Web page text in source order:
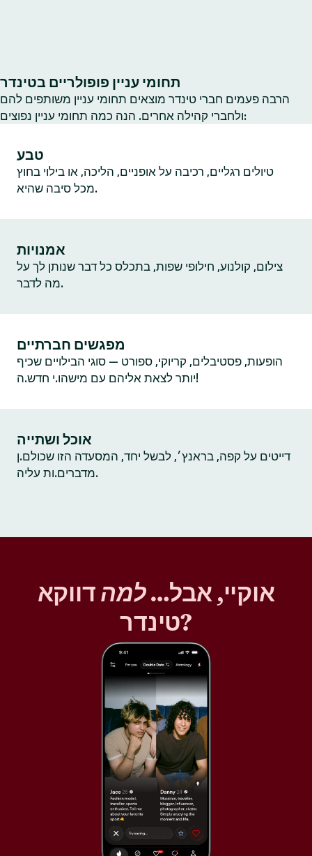
תחומי עניין פופולריים בטינדר
הרבה פעמים חברי טינדר מוצאים תחומי עניין משותפים להם
ולחברי קהילה אחרים. הנה כמה תחומי עניין נפוצים:
טבע
טיולים רגליים, רכיבה על אופניים, הליכה, או בילוי בחוץ
מכל סיבה שהיא.
אמנויות
צילום, קולנוע, חילופי שפות, בתכלס כל דבר שנותן לך על
מה לדבר.
מפגשים חברתיים
הופעות, פסטיבלים, קריוקי, ספורט — סוגי הבילויים שכיף
יותר לצאת אליהם עם מישהו.י חדש.ה!
אוכל ושתייה
דייטים על קפה, בראנץ׳, לבשל יחד, המסעדה הזו שכולם.ן
מדברים.ות עליה.
אוקיי, אבל…למהדווקא
טינדר?